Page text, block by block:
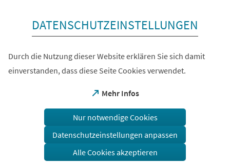
DATENSCHUTZEINSTELLUNGEN
Durch die Nutzung dieser Website erklären Sie sich damit
einverstanden, dass diese Seite Cookies verwendet.
Mehr Infos
(Öffnet
einem
Tab)
Nur notwendige Cookies
Datenschutzeinstellungen anpassen
Alle Cookies akzeptieren